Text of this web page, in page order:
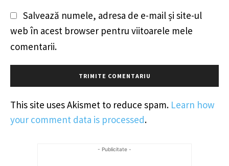
Salvează numele, adresa de e-mail și site-ul
web în acest browser pentru viitoarele mele
comentarii.
This site uses Akismet to reduce spam. Learn how
your comment data is processed.
- Publicitate -